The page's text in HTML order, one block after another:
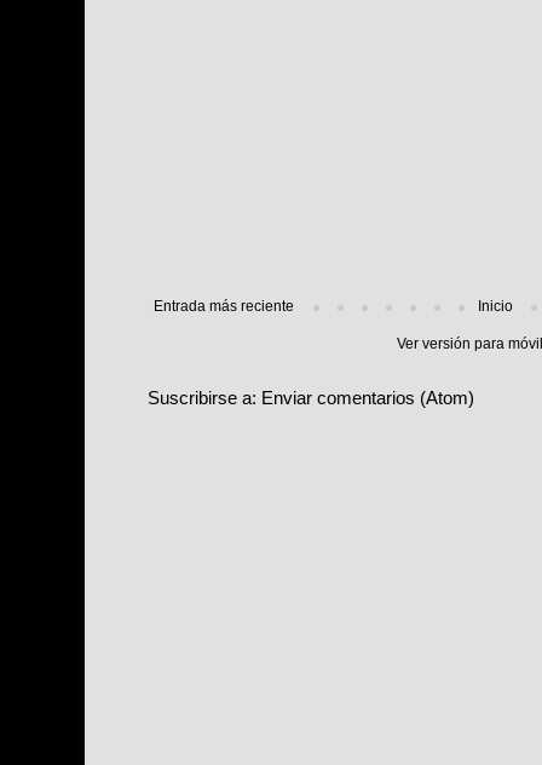
Entrada más reciente Inicio
Ver versión para
Suscribirse a: Enviar comentarios (Atom)